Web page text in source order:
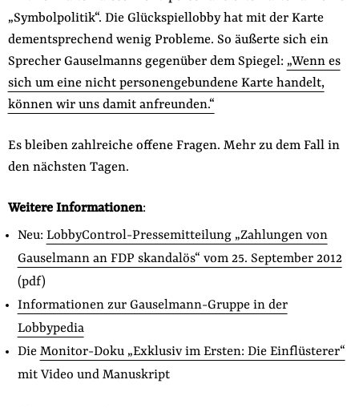
„Symbolpolitik“. Die Glückspiellobby hat mit der Karte
dementsprechend wenig Probleme. So äußerte sich ein
Sprecher Gauselmanns gegenüber dem Spiegel: „Wenn es
sich um eine nicht personengebundene Karte handelt,
können wir uns damit anfreunden.“
Es bleiben zahlreiche offene Fragen. Mehr zu dem Fall in
den nächsten Tagen.
Weitere Informationen:
Neu: LobbyControl-Pressemitteilung „Zahlungen von
Gauselmann an FDP skandalös“ vom 25. September 2012
(pdf)
Informationen zur Gauselmann-Gruppe in der
Lobbypedia
Die Monitor-Doku „Exklusiv im Ersten: Die Einflüsterer“
mit Video und Manuskript